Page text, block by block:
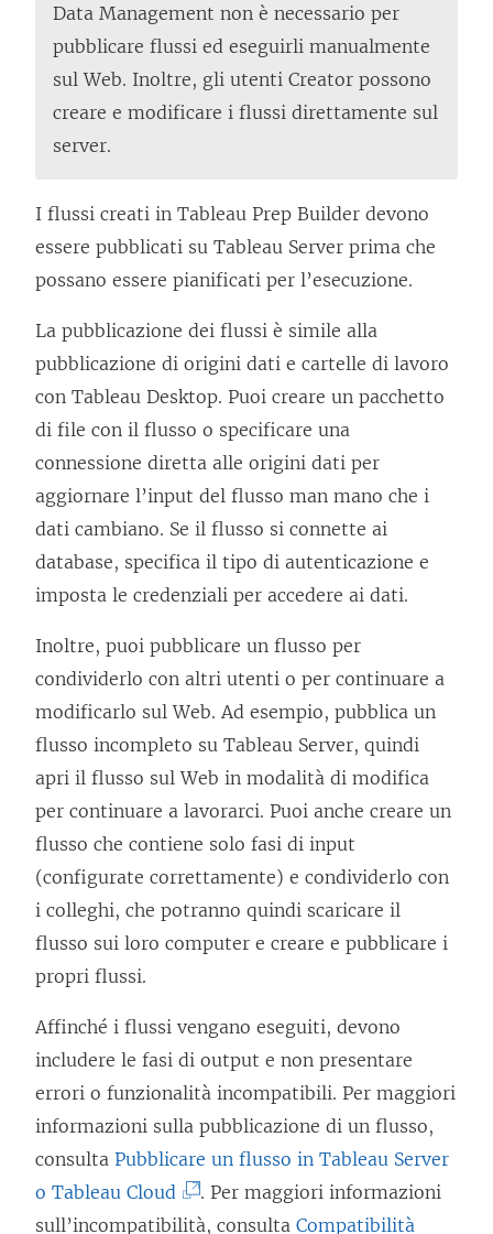
Data Management non è necessario per
pubblicare flussi ed eseguirli manualmente
sul Web. Inoltre, gli utenti Creator possono
creare e modificare i flussi direttamente sul
server.
I flussi creati in Tableau Prep Builder devono
essere pubblicati su Tableau Server prima che
possano essere pianificati per l’esecuzione.
La pubblicazione dei flussi è simile alla
pubblicazione di origini dati e cartelle di lavoro
con Tableau Desktop. Puoi creare un pacchetto
di file con il flusso o specificare una
connessione diretta alle origini dati per
aggiornare l’input del flusso man mano che i
dati cambiano. Se il flusso si connette ai
database, specifica il tipo di autenticazione e
imposta le credenziali per accedere ai dati.
Inoltre, puoi pubblicare un flusso per
condividerlo con altri utenti o per continuare a
modificarlo sul Web. Ad esempio, pubblica un
flusso incompleto su Tableau Server, quindi
apri il flusso sul Web in modalità di modifica
per continuare a lavorarci. Puoi anche creare un
flusso che contiene solo fasi di input
(configurate correttamente) e condividerlo con
i colleghi, che potranno quindi scaricare il
flusso sui loro computer e creare e pubblicare i
propri flussi.
Affinché i flussi vengano eseguiti, devono
includere le fasi di output e non presentare
errori o funzionalità incompatibili. Per maggiori
informazioni sulla pubblicazione di un flusso,
consulta Pubblicare un flusso in Tableau Server
o Tableau Cloud
I
. Per maggiori informazioni
sull’incompatibilità, consulta Compatibilità